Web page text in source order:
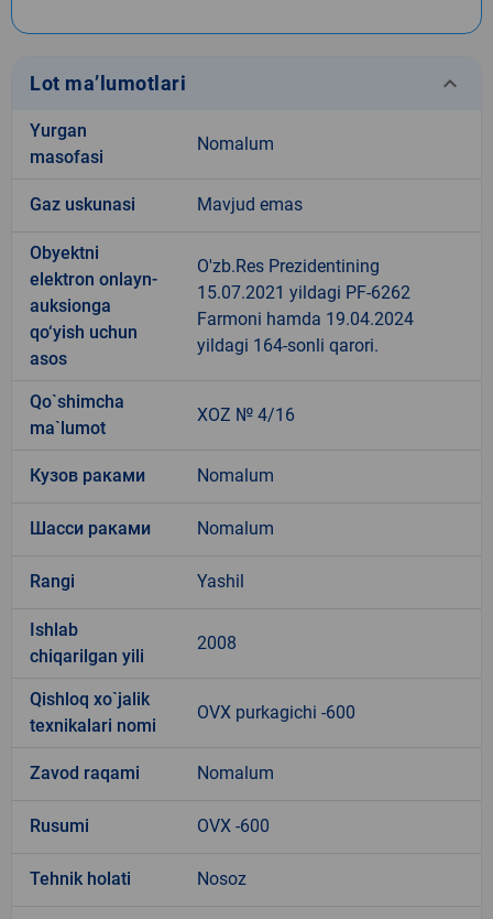
Lot ma’lumotlari keyboard_arrow_down
Yurgan
masofasi
Nomalum
Gaz uskunasi Mavjud emas
Obyektni
elektron onlayn-
auksionga
qo‘yish uchun
asos
O'zb.Res Prezidentining
15.07.2021 yildagi PF-6262
Farmoni hamda 19.04.2024
yildagi 164-sonli qarori.
Qo`shimcha
ma`lumot
XOZ № 4/16
Кузов раками Nomalum
Шасси раками Nomalum
Rangi Yashil
Ishlab
chiqarilgan yili
2008
Qishloq xo`jalik
texnikalari nomi
OVX purkagichi -600
Zavod raqami Nomalum
Rusumi OVX -600
Tehnik holati Nosoz